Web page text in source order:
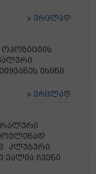
ვრცლად
ისინი
ვრცლად
კლუბური
ვალია ჩვენი